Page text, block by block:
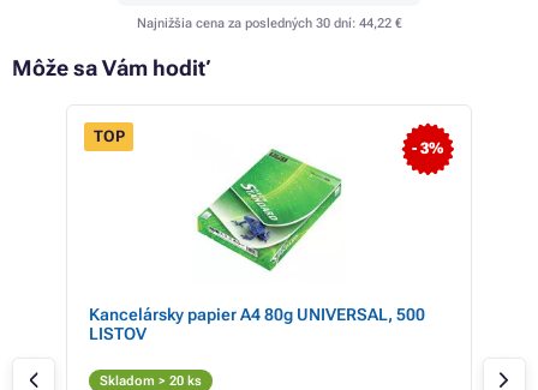
Najnižšia cena za posledných 30 dní: 44,22 €
Môže sa Vám hodiť
- 3%
TOP
Kancelársky papier A4 80g UNIVERSAL, 500
LISTOV
Skladom > 20 ks